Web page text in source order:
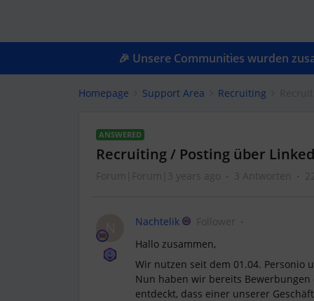
🎉 Unsere Communities wurden
Homepage Support Area Recruiting
ANSWERED
Recruiting / Posting über
Forum|Forum|3 years ago 3 Antworten
N Nachtelik
Follower
Hallo zusammen,
Wir nutzen seit dem 01.04. Personio
Nun haben wir bereits
entdeckt, dass einer unserer